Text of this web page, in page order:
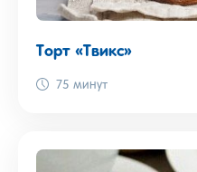
Торт «Твикс»
75 минут